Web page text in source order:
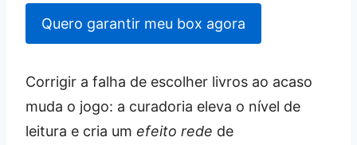
Quero garantir meu box agora
Corrigir a falha de escolher livros ao acaso
muda o jogo: a curadoria eleva o nível de
leitura e cria um efeito rede de